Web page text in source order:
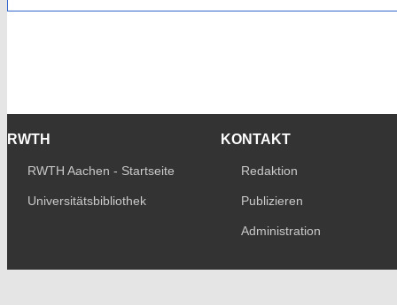
RWTH
RWTH Aachen - Startseite
Universitätsbibliothek
KONTAKT
Redaktion
Publizieren
Administration